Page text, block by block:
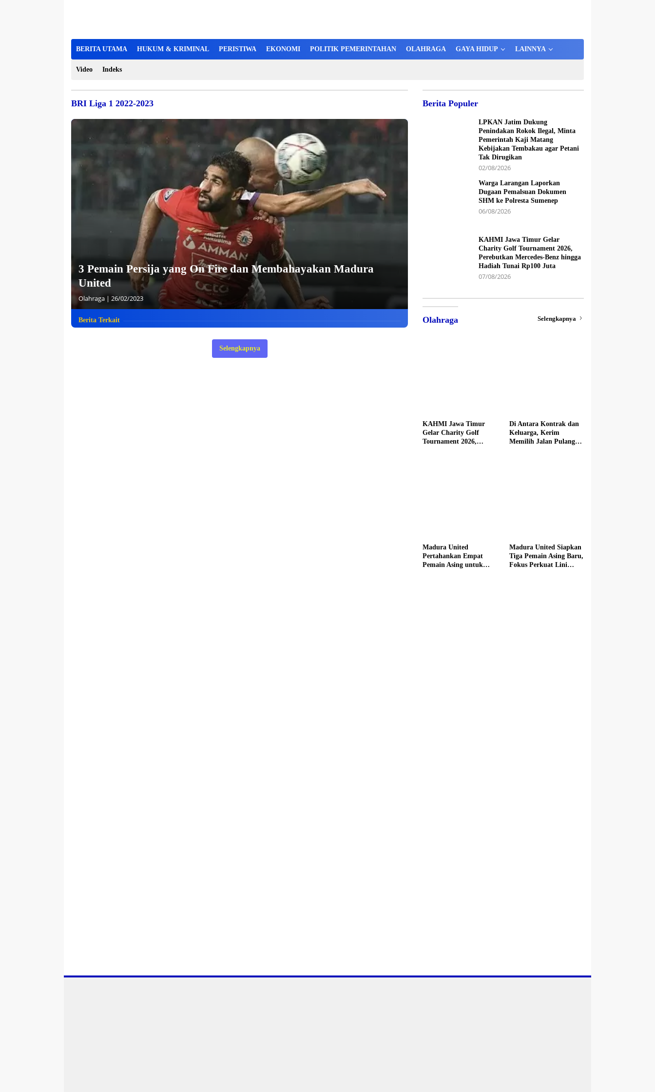
BERITA UTAMA HUKUM & KRIMINAL PERISTIWA EKONOMI POLITIK PEMERINTAHAN OLAHRAGA GAYA HIDUP LAINNYA
Video Indeks
BRI Liga 1 2022-2023
3 Pemain Persija yang On Fire dan Membahayakan Madura
United
Olahraga | 26/02/2023
Berita Terkait
Selengkapnya
Berita Populer
LPKAN Jatim Dukung
Penindakan Rokok Ilegal, Minta
Pemerintah Kaji Matang
Kebijakan Tembakau agar Petani
Tak Dirugikan
02/08/2026
Warga Larangan Laporkan
Dugaan Pemalsuan Dokumen
SHM ke Polresta Sumenep
06/08/2026
KAHMI Jawa Timur Gelar
Charity Golf Tournament 2026,
Perebutkan Mercedes-Benz hingga
Hadiah Tunai Rp100 Juta
07/08/2026
Olahraga Selengkapnya
KAHMI Jawa Timur
Gelar Charity Golf
Tournament 2026,
Di Antara Kontrak dan
Keluarga, Kerim
Memilih Jalan Pulang
Madura United
Pertahankan Empat
Pemain Asing untuk
Madura United Siapkan
Tiga Pemain Asing Baru,
Fokus Perkuat Lini